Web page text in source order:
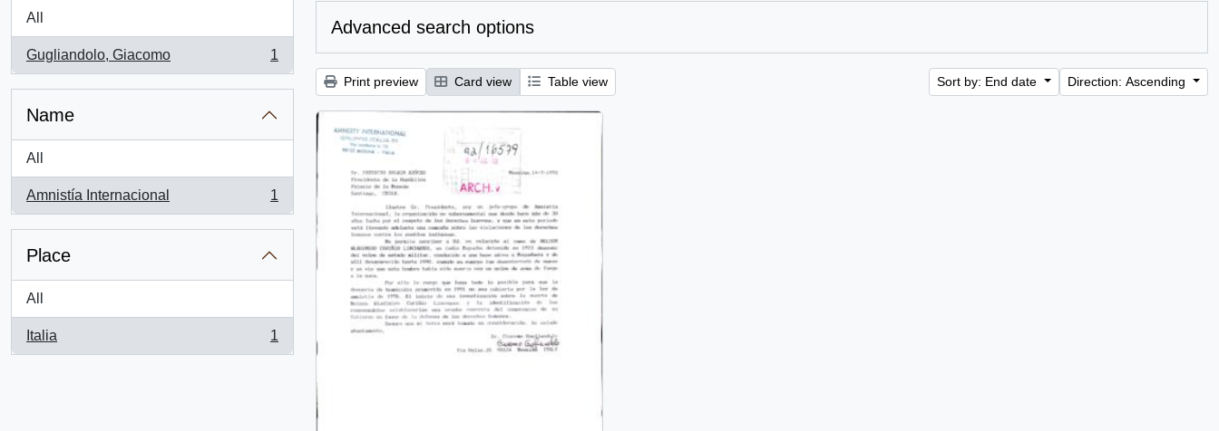
All
Gugliandolo, Giacomo
, 1 results
1
Name
All
Amnistía Internacional
, 1 results
1
Place
All
Italia
, 1 results
1
Advanced search options
Print preview Card view Table view Sort by: End date Direction: Ascending